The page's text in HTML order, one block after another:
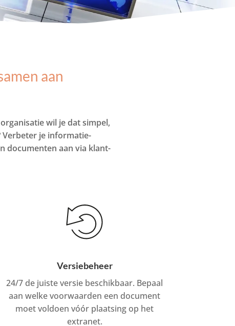
aan
wil je dat simpel,
Verbeter je informatie-
documenten aan via klant-
Versiebeheer
24/7 de juiste versie beschikbaar. Bepaal
aan welke voorwaarden een document
moet voldoen vóór plaatsing op het
extranet.